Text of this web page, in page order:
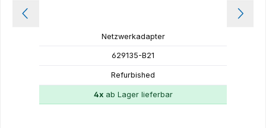
Netzwerkadapter
629135-B21
Refurbished
4xab Lager lieferbar